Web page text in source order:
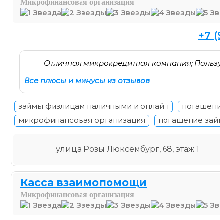
Микрофинансовая организация
+7
Отличная микрокредитная компания;
Все плюсы и минусы из отзывов
займы физлицам наличными и онлайн
микрофинансовая организация
погашение
улица Розы Люксембург, 68, этаж 1
Касса взаимопомощи
Микрофинансовая организация